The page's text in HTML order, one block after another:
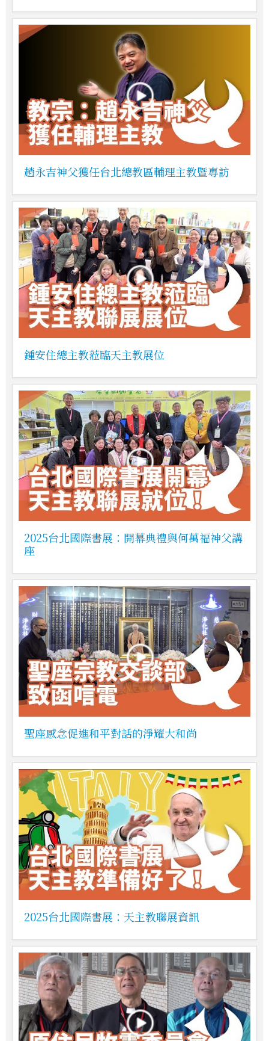
趙永吉神父獲任台北總教區輔理主教暨專訪
鍾安住總主教蒞臨天主教展位
2025台北國際書展：開幕典禮與何萬福神父講
座
聖座感念促進和平對話的淨耀大和尚
2025台北國際書展：天主教聯展資訊